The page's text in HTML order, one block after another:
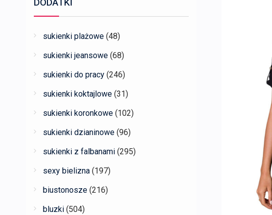
sukienki plażowe (48)
sukienki jeansowe (68)
sukienki do pracy (246)
sukienki koktajlowe (31)
sukienki koronkowe (102)
sukienki dzianinowe (96)
sukienki z falbanami (295)
sexy bielizna (197)
biustonosze (216)
bluzki (504)